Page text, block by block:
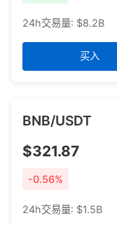
24h交易量: $8.2B
买入
BNB/USDT
$321.87
-0.56%
24h交易量: $1.5B